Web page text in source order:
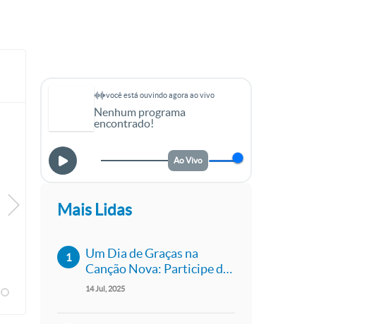
você está ouvindo agora ao vivo
Nenhum programa
encontrado!
Ao Vivo
Mais Lidas
Um Dia de Graças na
Canção Nova: Participe da
Caravana para a Quinta-
14Jul 2025